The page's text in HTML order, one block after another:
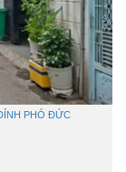
PHÓ ĐỨC